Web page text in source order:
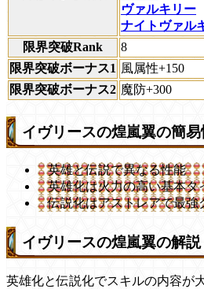
ヴァルキリー
ナイトヴァル
限界突破Rank
8
限界突破ボーナス1 風属性+150
限界突破ボーナス2 魔防+300
イヴリースの煌嵐翼の簡
英雄と伝説で異なる性能
英雄化は火力の高い基本タ
伝説化はアストレアで最強
イヴリースの煌嵐翼の解説
英雄化と伝説化でスキルの内容が